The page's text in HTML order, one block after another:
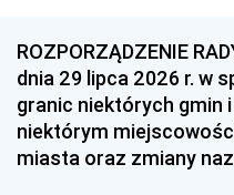
ROZPORZĄDZENIE
dnia 29 lipca 2026 r. w
granic niektórych gmin
niektórym
miasta oraz zmiany